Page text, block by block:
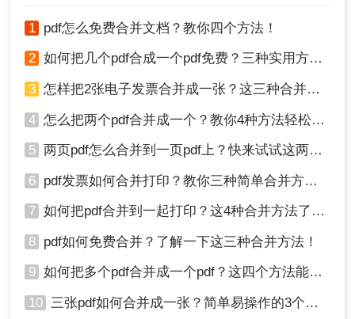
1 pdf怎么免费合并文档？教你四个方法！
2 如何把几个pdf合成一个pdf免费？三种实用方法分享！
3 怎样把2张电子发票合并成一张？这三种合并方法学习一下!
4 怎么把两个pdf合并成一个？教你4种方法轻松完成合并！
5 两页pdf怎么合并到一页pdf上？快来试试这两种方法吧！
6 pdf发票如何合并打印？教你三种简单合并方法！
7 如何把pdf合并到一起打印？这4种合并方法了解一下！
8 pdf如何免费合并？了解一下这三种合并方法！
9 如何把多个pdf合并成一个pdf？这四个方法能帮助大家！
10 三张pdf如何合并成一张？简单易操作的3个方法！